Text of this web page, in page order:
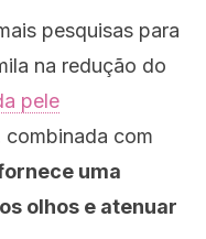
pesquisas para
na redução do
pele
combinada com
uma
olhos e atenuar